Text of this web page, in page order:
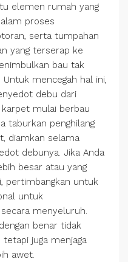
elemen rumah yang
proses
serta tumpahan
yang terserap ke
bau tak
Untuk mencegah hal ini,
debu dari
mulai berbau
taburkan penghilang
diamkan selama
debunya. Jika Anda
besar atau yang
pertimbangkan untuk
untuk
menyeluruh.
benar tidak
tetapi juga menjaga
awet.